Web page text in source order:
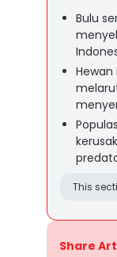
Bulu
This
Share